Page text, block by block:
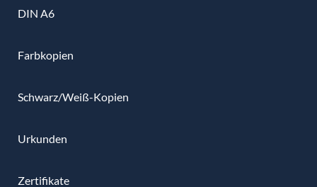
DIN A6
Farbkopien
Schwarz/Weiß-Kopien
Urkunden
Zertifikate